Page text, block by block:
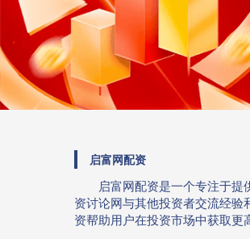
启富网配资
启富网配资是一个专注于
资讨论网与其他投资者交流经
资帮助用户在投资市场中获取